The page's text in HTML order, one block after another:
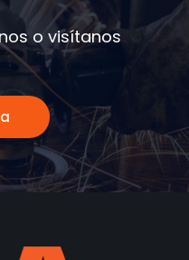
o visítanos